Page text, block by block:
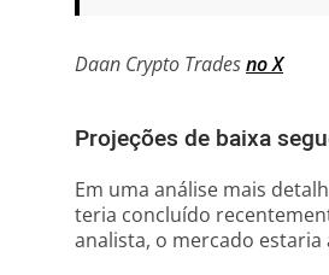
Daan Crypto Tradesno X
Projeções de baixa
Em uma análise mais
teria concluído
analista, o mercado